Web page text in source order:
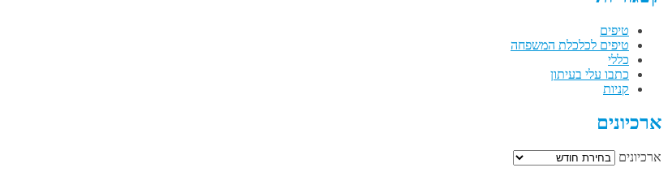
טיפים
טיפים לכלכלת המשפחה
כללי
כתבו עלי בעיתון
קניות
ארכיונים
ארכיונים